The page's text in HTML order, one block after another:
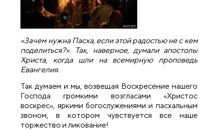
«Зачем нужна Пасха, если этой радостью не с кем
поделиться?». Так, наверное, думали апостолы
Христа, когда шли на всемирную проповедь
Евангелия.
Так думаем и мы, возвещая Воскресение нашего
Господа громкими возгласами «Христос
воскрес», яркими богослужениями и пасхальным
звоном, в котором чувствуется все наше
торжество и ликование!